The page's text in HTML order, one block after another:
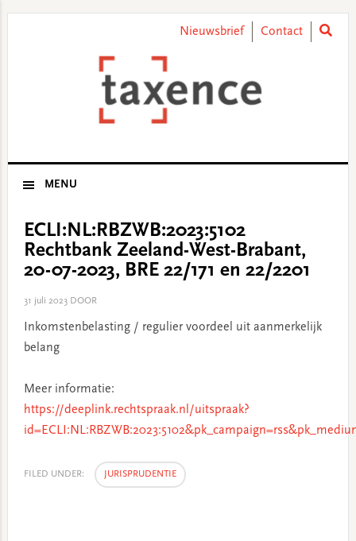
Nieuwsbrief Contact
MENU
ECLI:NL:RBZWB:2023:5102
Rechtbank Zeeland-West-Brabant,
20-07-2023, BRE 22/171 en 22/2201
31 juli 2023DOOR
Inkomstenbelasting / regulier voordeel uit aanmerkelijk
belang
Meer informatie:
https://deeplink.rechtspraak.nl/uitspraak?
FILED UNDER: JURISPRUDENTIE